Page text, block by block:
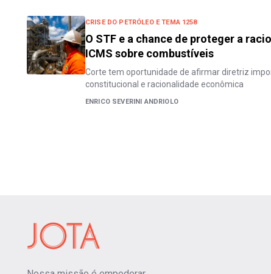
CRISE DO PETRÓLEO E TEMA 1258
O STF e a chance de proteger a
ICMS sobre combustíveis
Corte tem oportunidade de afirmar diretriz
constitucional e racionalidade econômica
ENRICO SEVERINI ANDRIOLO